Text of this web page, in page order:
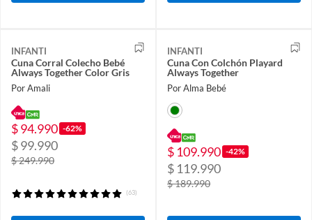
INFANTI
Cuna Corral Colecho Bebé
Always Together Color Gris
Por Amali
$ 94.990 -62%
$ 99.990
$ 249.990
(63)
INFANTI
Cuna Con Colchón Playard
Always Together
Por Alma Bebé
$ 109.990 -42%
$ 119.990
$ 189.990